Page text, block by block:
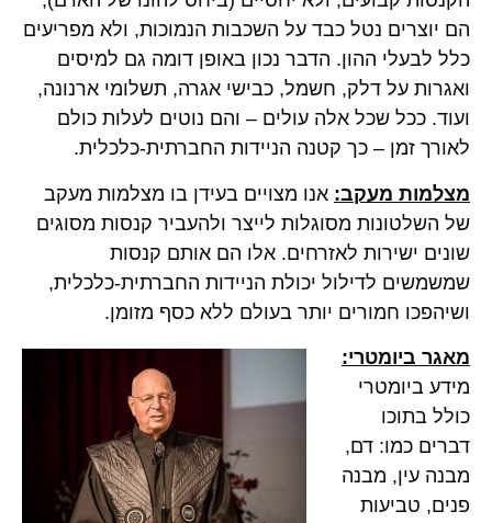
הם יוצרים נטל כבד על השכבות הנמוכות, ולא מפריעים
כלל לבעלי ההון. הדבר נכון באופן דומה גם למיסים
ואגרות על דלק, חשמל, כבישי אגרה, תשלומי ארנונה,
ועוד. ככל שכל אלה עולים – והם נוטים לעלות כולם
לאורך זמן – כך קטנה הניידות החברתית-כלכלית.
מצלמות מעקב: אנו מצויים בעידן בו מצלמות מעקב
של השלטונות מסוגלות לייצר ולהעביר קנסות מסוגים
שונים ישירות לאזרחים. אלו הם אותם קנסות
שמשמשים לדילול יכולת הניידות החברתית-כלכלית,
ושיהפכו חמורים יותר בעולם ללא כסף מזומן.
מאגר ביומטרי:
מידע ביומטרי
כולל בתוכו
דברים כמו: דם,
מבנה עין, מבנה
פנים, טביעות